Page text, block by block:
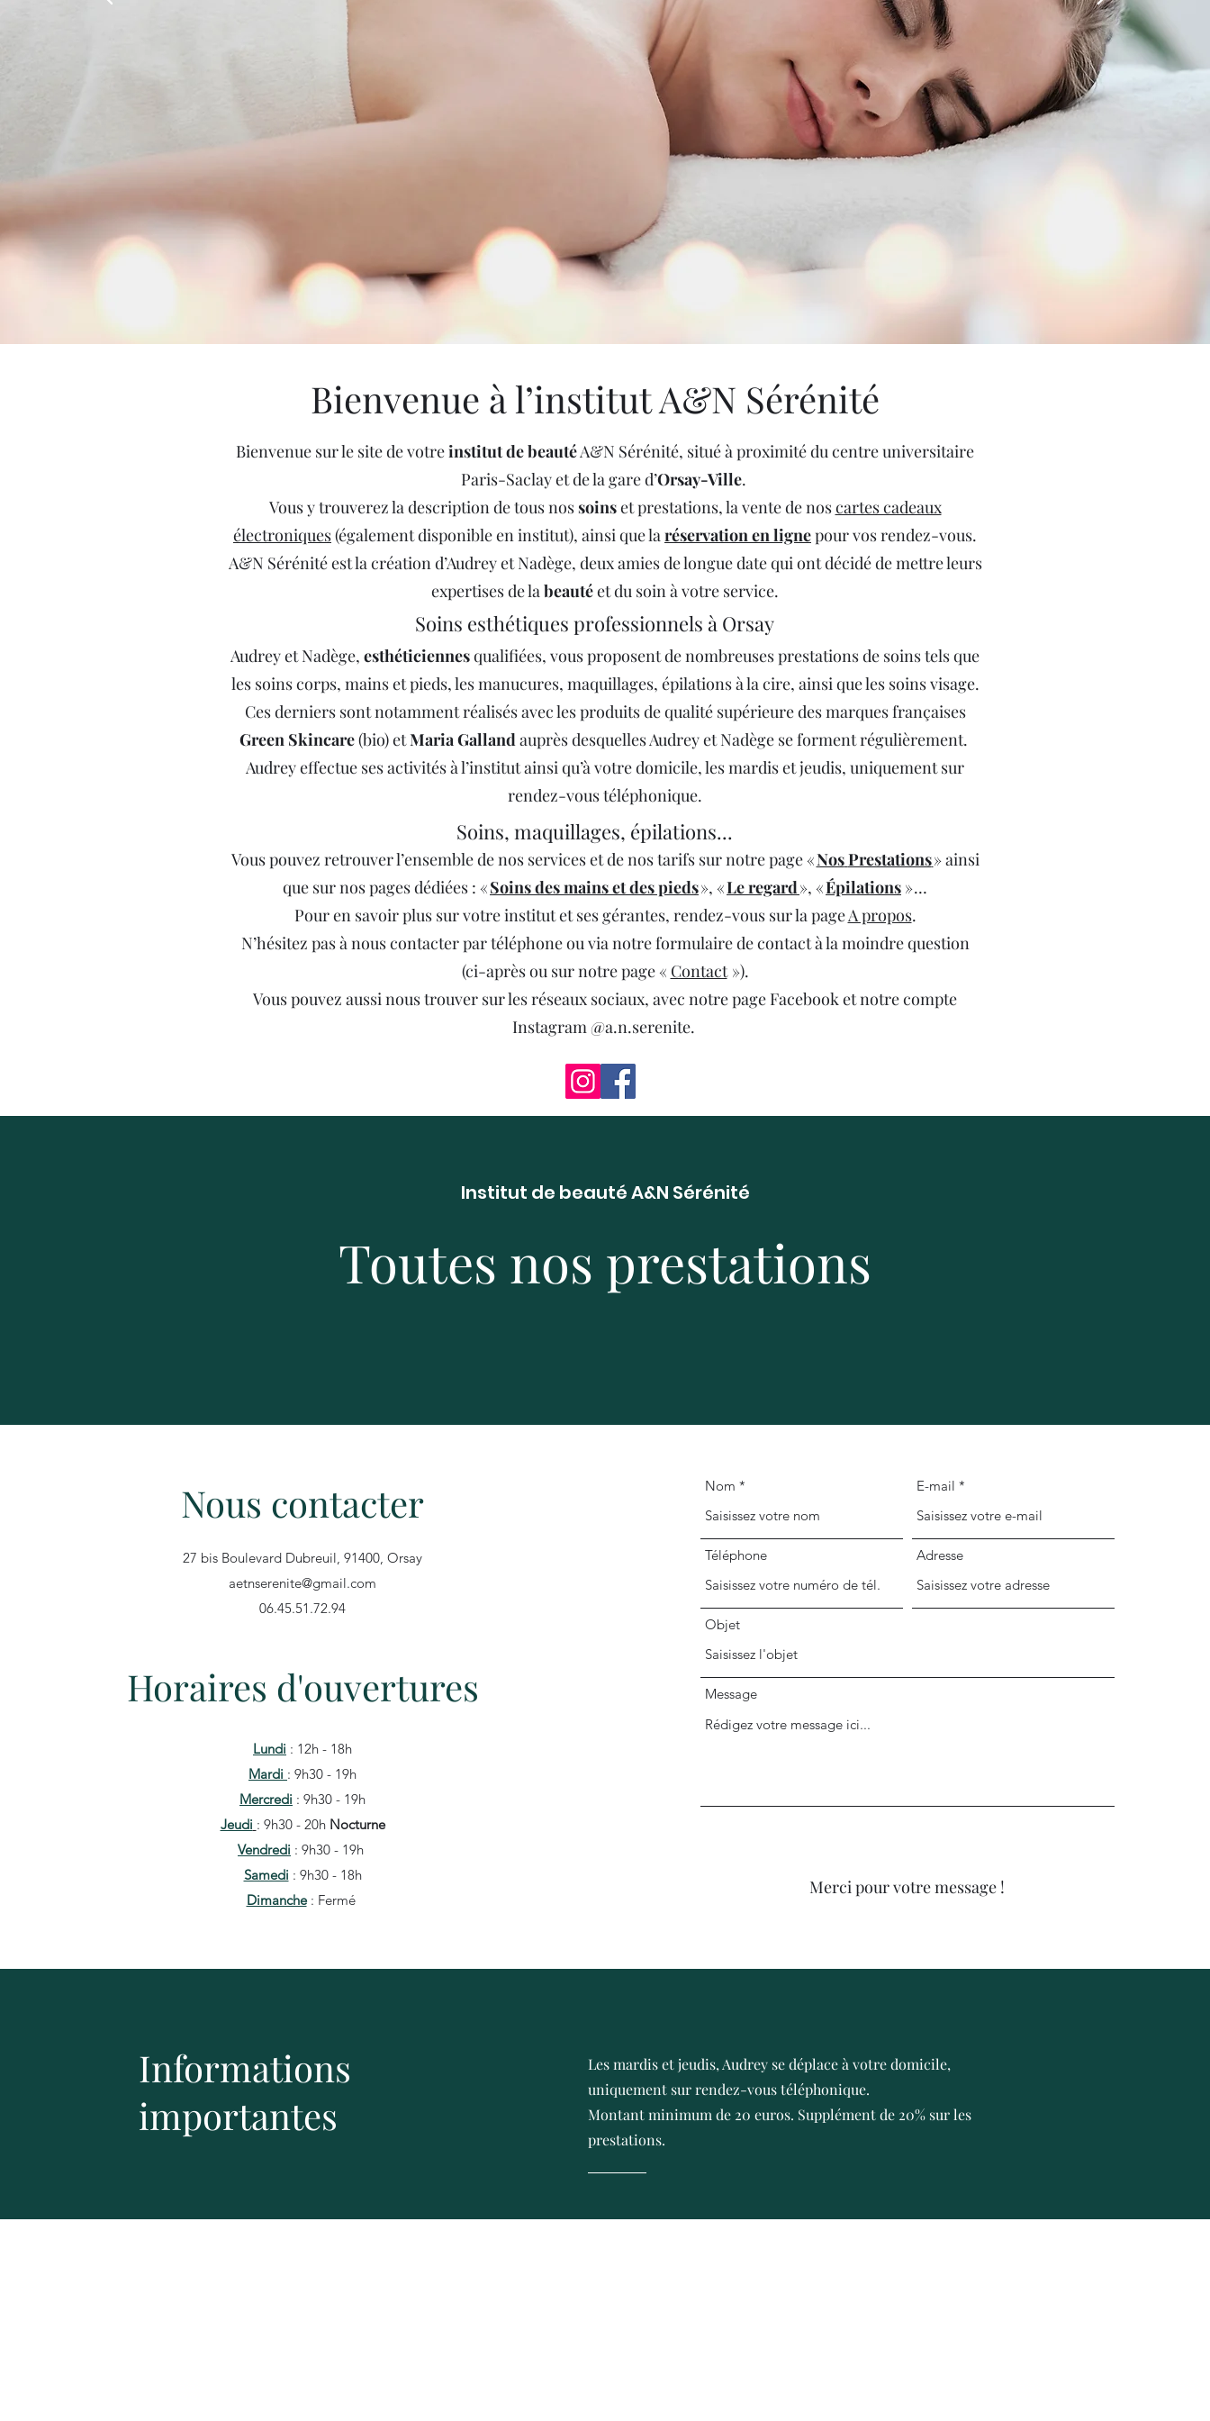
Bienvenue à l’institut A&N Sérénité
Bienvenue sur le site de votreinstitut de beautéA&N Sérénité, situé à proximité du centre universitaire
Paris-Saclay et de la gare d’Orsay-Ville.
Vous y trouverez la description de tous nossoinset prestations, la vente de noscartes cadeaux
électroniques(également disponible en institut), ainsi que la réservation en lignepour vos rendez-vous.
A&N Sérénité est la création d’Audrey et Nadège, deux amies de longue date qui ont décidé de mettre leurs
expertises de la beautéet du soin à votre service.
Soins esthétiques professionnels à Orsay
Audrey et Nadège, esthéticiennesqualifiées, vous proposent de nombreuses prestations de soins tels que
les soins corps, mains et pieds, les manucures, maquillages, épilations à la cire, ainsi que les soins visage.
Ces derniers sont notamment réalisés avec les produits de qualité supérieure des marques françaises
Green Skincare(bio) etMaria Galland auprès desquelles Audrey et Nadège se forment régulièrement.
Audrey effectue ses activités à l’institut ainsi qu’à votre domicile, les mardis et jeudis, uniquement sur
rendez-vous téléphonique.
Soins, maquillages, épilations...
Vous pouvez retrouver l’ensemble de nos services et de nos tarifs sur notre page «NosPrestations» ainsi
que sur nos pages dédiées : «Soins des mains et des pieds», «Le regard», «Épilations » …
Pour en savoir plus sur votre institut et ses gérantes, rendez-vous sur la pageA propos.
N’hésitez pas à nous contacter par téléphone ou via notre formulaire de contact à la moindre question
(ci-après ou sur notre page « Contact»).
Vous pouvez aussi nous trouver sur les réseaux sociaux, avec notre page Facebook et notre compte
Instagram @a.n.serenite.
Institut de beauté A&N Sérénité
Toutes nos prestations
Nous contacter
27 bis Boulevard Dubreuil, 91400, Orsay
aetnserenite@gmail.com
06.45.51.72.94
Horaires d'ouvertures
Lundi : 12h - 18h
Mardi : 9h30 - 19h
Mercredi : 9h30 - 19h
Jeudi : 9h30 - 20h Nocturne
Vendredi : 9h30 - 19h
Samedi : 9h30 - 18h
Dimanche: Fermé
Nom E-mail
Téléphone Adresse
Objet
Message
Merci pour votre message !
Informations
importantes
Les mardis et jeudis, Audrey se déplace à votre domicile,
uniquement sur rendez-vous téléphonique.
Montant minimum de 20 euros. Supplément de 20% sur les
prestations.